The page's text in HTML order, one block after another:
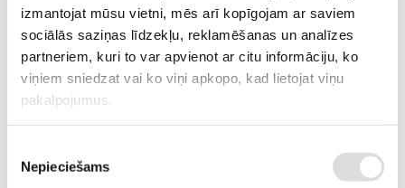
izmantojat mūsu vietni, mēs arī kopīgojam ar saviem
sociālās saziņas līdzekļu, reklamēšanas un analīzes
partneriem, kuri to var apvienot ar citu informāciju, ko
viņiem sniedzat vai ko viņi apkopo, kad lietojat viņu
pakalpojumus.
izvēle
Nepieciešams
PIEGĀDES LAIKS, JA PRECE NAV
NOLIKTAVĀ RĪGĀ
3-6 nedēļas
APRAKSTS
YUASA ražotās akumulatoru baterijas ir neapkalpojamas hermetizētas
svina-skābes baterijas ar saistītu elektrolītu. Tās ir pieļaujams novietot
gadi pie darba temperatūras 25 C